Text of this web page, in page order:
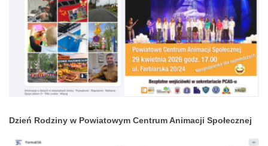
Dzień Rodziny w Powiatowym Centrum Animacji Społecznej